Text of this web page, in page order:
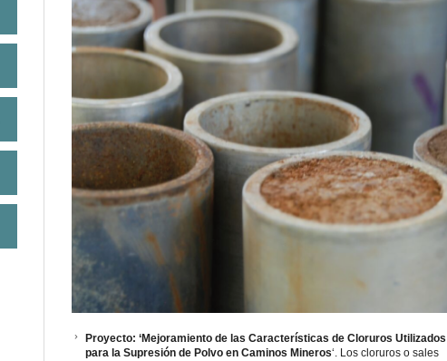
Proyecto: ‘Mejoramiento de las Características de Cloruros Utilizados
para la Supresión de Polvo en Caminos Mineros‘. Los cloruros o sales